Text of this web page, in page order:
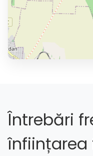
Întrebări
înființarea